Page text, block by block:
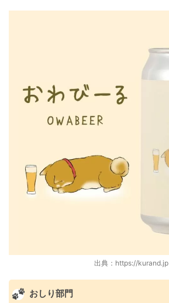
出典：https://kurand.jp
おしり部門